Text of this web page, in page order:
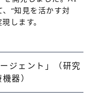
、“知見を活かす対
します。
ジェント」（研究
器）